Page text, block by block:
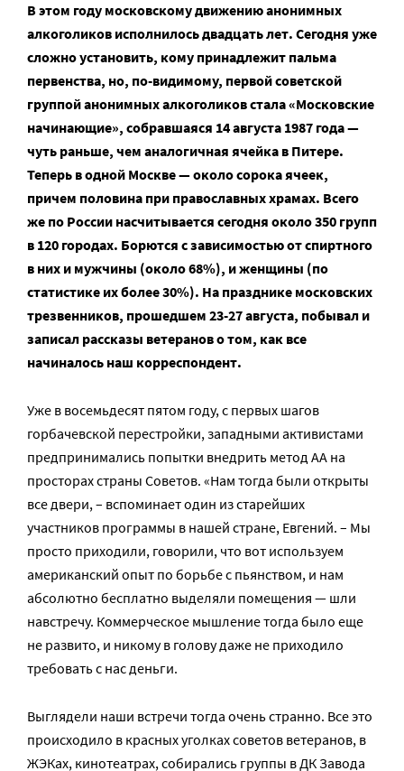
В этом году московскому движению анонимных
алкоголиков исполнилось двадцать лет. Сегодня уже
сложно установить, кому принадлежит пальма
первенства, но, по-видимому, первой советской
группой анонимных алкоголиков стала«Московские
начинающие», собравшаяся 14 августа 1987 года —
чуть раньше, чем аналогичная ячейка в Питере.
Теперь в одной Москве — около сорока ячеек,
причем половина при православных храмах. Всего
же по России насчитывается сегодня около 350 групп
в 120 городах. Борются с зависимостью от спиртного
в них и мужчины (около 68%), и женщины (по
статистике их более 30%). На празднике московских
трезвенников, прошедшем 23-27 августа, побывал и
записал рассказы ветеранов о том, как все
начиналось наш корреспондент.
Уже в восемьдесят пятом году, с первых шагов
горбачевской перестройки, западными активистами
предпринимались попытки внедрить метод АА на
просторах страны Советов. «Нам тогда были открыты
все двери, – вспоминает один из старейших
участников программы в нашей стране, Евгений. – Мы
просто приходили, говорили, что вот используем
американский опыт по борьбе с пьянством, и нам
абсолютно бесплатно выделяли помещения — шли
навстречу. Коммерческое мышление тогда было еще
не развито, и никому в голову даже не приходило
требовать с нас деньги.
Выглядели наши встречи тогда очень странно. Все это
происходило в красных уголках советов ветеранов, в
ЖЭКах, кинотеатрах, собирались группы в ДК Завода